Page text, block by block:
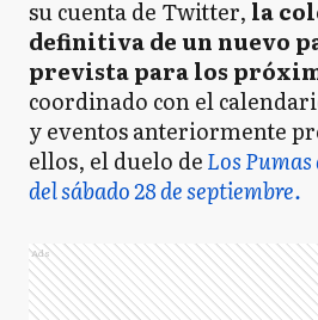
su cuenta de Twitter, la
definitiva de un nuevo
prevista para los
coordinado con el
y eventos anteriormente
ellos, el duelo deLos
del sábado 28 de septiembre.
Ads